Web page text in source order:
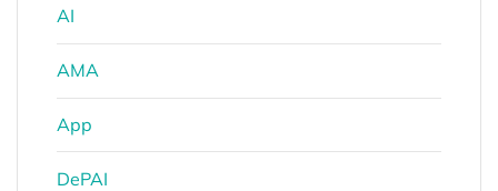
AI
AMA
App
DePAI